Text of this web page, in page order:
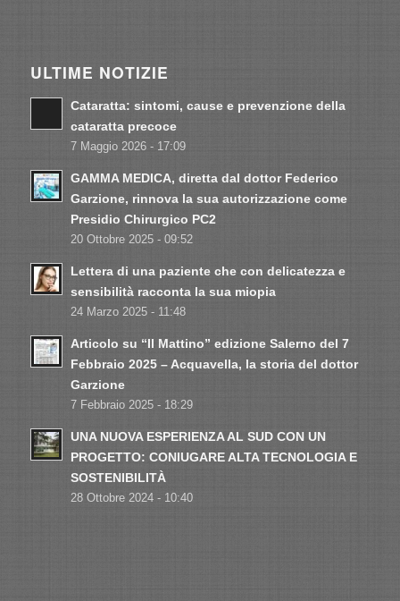
ULTIME NOTIZIE
Cataratta: sintomi, cause e prevenzione della
cataratta precoce
7 Maggio 2026 - 17:09
GAMMA MEDICA, diretta dal dottor Federico
Garzione, rinnova la sua autorizzazione come
Presidio Chirurgico PC2
20 Ottobre 2025 - 09:52
Lettera di una paziente che con delicatezza e
sensibilità racconta la sua miopia
24 Marzo 2025 - 11:48
Articolo su “Il Mattino” edizione Salerno del 7
Febbraio 2025 – Acquavella, la storia del dottor
Garzione
7 Febbraio 2025 - 18:29
UNA NUOVA ESPERIENZA AL SUD CON UN
PROGETTO: CONIUGARE ALTA TECNOLOGIA E
SOSTENIBILITÀ
28 Ottobre 2024 - 10:40